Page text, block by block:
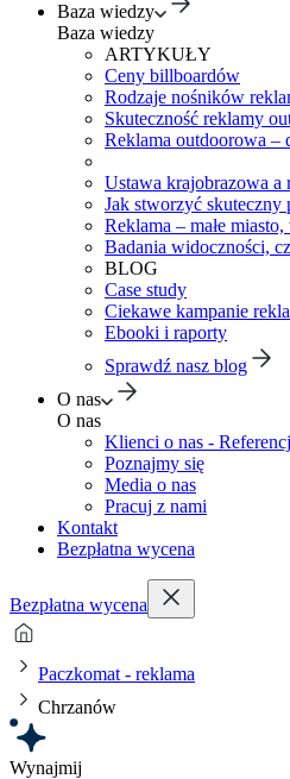
Baza wiedzy
Baza wiedzy
ARTYKUŁY
Ceny billboardów
Rodzaje nośników
Skuteczność reklamy
Reklama outdoorowa –
Ustawa krajobrazowa a
Jak stworzyć skuteczny
Reklama – małe
Badania widoczności,
BLOG
Case study
Ciekawe kampanie
Ebooki i raporty
Sprawdź nasz blog
O nas
O nas
Klienci o nas -
Poznajmy się
Media o nas
Pracuj z nami
Kontakt
Bezpłatna wycena
Bezpłatna wycena
Paczkomat - reklama
Chrzanów
Wynajmij